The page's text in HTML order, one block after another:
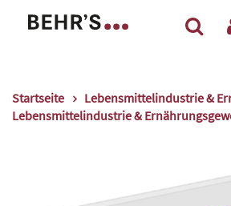
Startseite
Lebensmittelindustrie &
Lebensmittelindustrie &